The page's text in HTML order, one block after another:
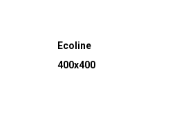
Ecoline
400x400